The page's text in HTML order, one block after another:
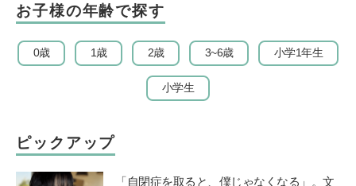
お子様の年齢で探す
0歳 1歳 2歳 3~6歳 小学1年生
小学生
ピックアップ
「自閉症を取ると、僕じゃなくなる」。文